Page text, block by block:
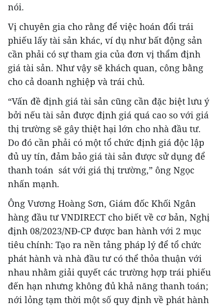
nói.
Vị chuyên gia cho rằng để việc hoán đổi trái
phiếu lấy tài sản khác, ví dụ như bất động sản
cần phải có sự tham gia của đơn vị thẩm định
giá tài sản. Như vậy sẽ khách quan, công bằng
cho cả doanh nghiệp và trái chủ.
“Vấn đề định giá tài sản cũng cần đặc biệt lưu ý
bởi nếu tài sản được định giá quá cao so với giá
thị trường sẽ gây thiệt hại lớn cho nhà đầu tư.
Do đó cần phải có một tổ chức định giá độc lập
đủ uy tín, đảm bảo giá tài sản được sử dụng để
thanh toán sát với giá thị trường,” ông Ngọc
nhấn mạnh.
Ông Vương Hoàng Sơn, Giám đốc Khối Ngân
hàng đầu tư VNDIRECT cho biết về cơ bản, Nghị
định 08/2023/NĐ-CP được ban hành với 2 mục
tiêu chính: Tạo ra nền tảng pháp lý để tổ chức
phát hành và nhà đầu tư có thể thỏa thuận với
nhau nhằm giải quyết các trường hợp trái phiếu
đến hạn nhưng không đủ khả năng thanh toán;
nới lỏng tạm thời một số quy định về phát hành